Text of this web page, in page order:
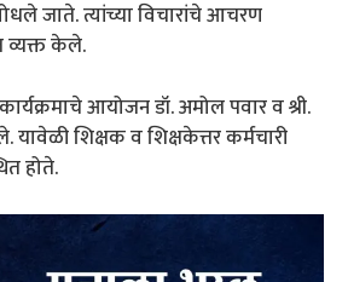
जाते. त्यांच्या विचारांचे आचरण
व्यक्त केले.
आयोजन डॉ. अमोल पवार व श्री.
यावेळी शिक्षक व शिक्षकेत्तर कर्मचारी
होते.